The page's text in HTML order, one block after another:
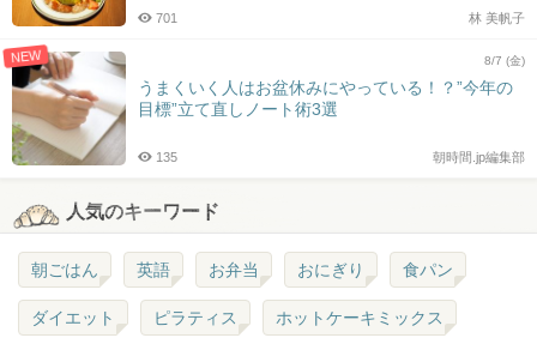
林 美帆子
701
NEW 8/7 (金)
うまくいく人はお盆休みにやっている！？”今年の
目標”立て直しノート術3選
朝時間.jp編集部
135
人気のキーワード
朝ごはん 英語 お弁当 おにぎり 食パン
ダイエット ピラティス ホットケーキミックス